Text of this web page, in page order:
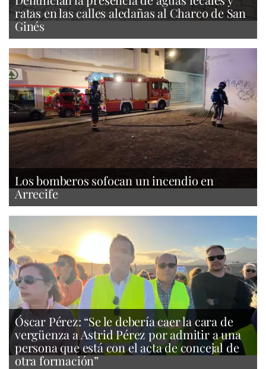
ratas en las calles aledañas al Charco de San
Ginés
Los bomberos sofocan un incendio en
Arrecife
Óscar Pérez: “Se le debería caer la cara de
vergüenza a Astrid Pérez por admitir a una
persona que está con el acta de concejal de
otra formación”